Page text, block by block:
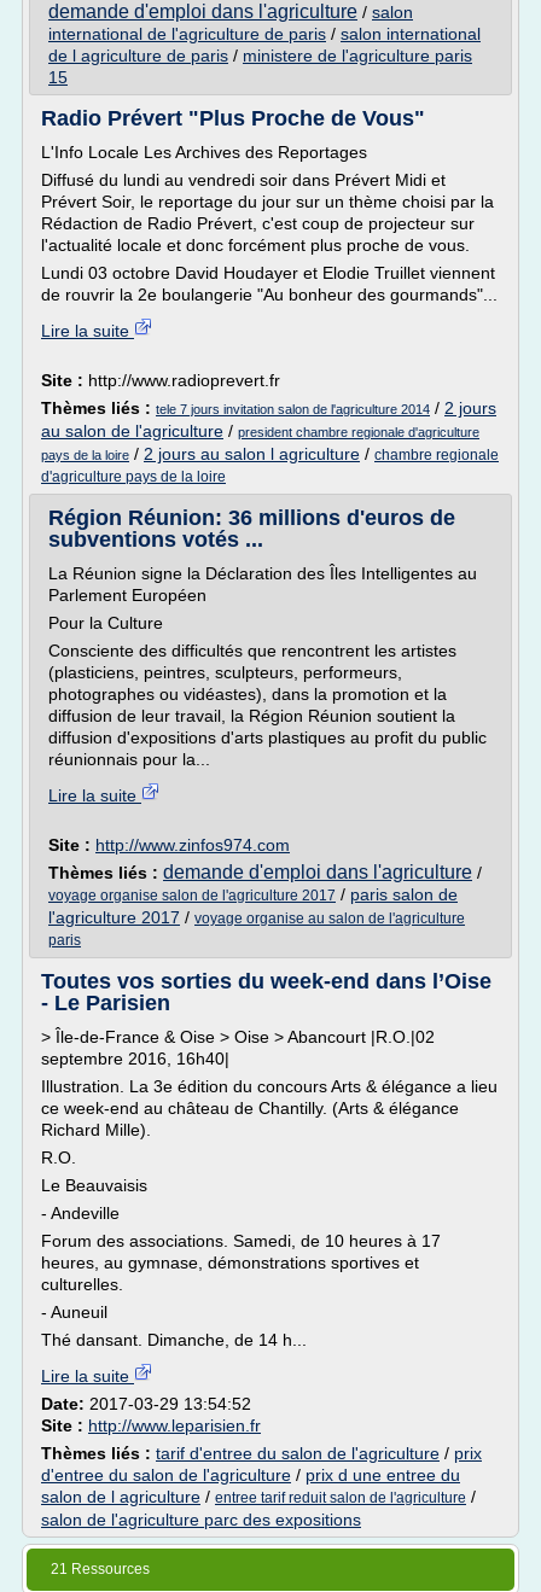
demande d'emploi dans l'agriculture / salon
international de l'agriculture de paris / salon international
de l agriculture de paris / ministere de l'agriculture paris
15
Radio Prévert "Plus Proche de Vous"
L'Info Locale Les Archives des Reportages
Diffusé du lundi au vendredi soir dans Prévert Midi et
Prévert Soir, le reportage du jour sur un thème choisi par la
Rédaction de Radio Prévert, c'est coup de projecteur sur
l'actualité locale et donc forcément plus proche de vous.
Lundi 03 octobre David Houdayer et Elodie Truillet viennent
de rouvrir la 2e boulangerie "Au bonheur des gourmands"...
Lire la suite
Site : http://www.radioprevert.fr
Thèmes liés : tele 7 jours invitation salon de l'agriculture 2014 / 2 jours
au salon de l'agriculture / president chambre regionale d'agriculture
pays de la loire / 2 jours au salon l agriculture / chambre regionale
d'agriculture pays de la loire
Région Réunion: 36 millions d'euros de
subventions votés ...
La Réunion signe la Déclaration des Îles Intelligentes au
Parlement Européen
Pour la Culture
Consciente des difficultés que rencontrent les artistes
(plasticiens, peintres, sculpteurs, performeurs,
photographes ou vidéastes), dans la promotion et la
diffusion de leur travail, la Région Réunion soutient la
diffusion d'expositions d'arts plastiques au profit du public
réunionnais pour la...
Lire la suite
Site : http://www.zinfos974.com
Thèmes liés : demande d'emploi dans l'agriculture /
voyage organise salon de l'agriculture 2017 / paris salon de
l'agriculture 2017 / voyage organise au salon de l'agriculture
paris
Toutes vos sorties du week-end dans l’Oise
- Le Parisien
> Île-de-France & Oise > Oise > Abancourt |R.O.|02
septembre 2016, 16h40|
Illustration. La 3e édition du concours Arts & élégance a lieu
ce week-end au château de Chantilly. (Arts & élégance
Richard Mille).
R.O.
Le Beauvaisis
- Andeville
Forum des associations. Samedi, de 10 heures à 17
heures, au gymnase, démonstrations sportives et
culturelles.
- Auneuil
Thé dansant. Dimanche, de 14 h...
Lire la suite
Date: 2017-03-29 13:54:52
Site : http://www.leparisien.fr
Thèmes liés : tarif d'entree du salon de l'agriculture / prix
d'entree du salon de l'agriculture / prix d une entree du
salon de l agriculture / entree tarif reduit salon de l'agriculture /
salon de l'agriculture parc des expositions
21 Ressources